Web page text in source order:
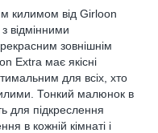
килимом від Girloon
відмінними
зовнішнім
Extra має якісні
для всіх, хто
Тонкий малюнок в
для підкреслення
в кожній кімнаті і